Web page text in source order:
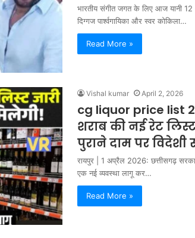
भारतीय संगीत जगत के लिए आज यानी
दिग्गज पार्श्वगायिका और स्वर कोकिला…
Read More »
Vishal kumar April 2, 2026
cg liquor price list
शराब की नई रेट
पुराने दाम पर विदेशी
रायपुर | 1 अप्रैल 2026: छत्तीसगढ़
एक नई व्यवस्था लागू कर…
Read More »